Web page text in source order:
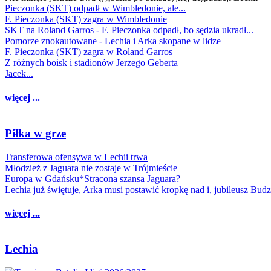
Pieczonka (SKT) odpadł w Wimbledonie, ale...
F. Pieczonka (SKT) zagra w Wimbledonie
SKT na Roland Garros - F. Pieczonka odpadł, bo sędzia ukradł...
Pomorze znokautowane - Lechia i Arka skopane w lidze
F. Pieczonka (SKT) zagra w Roland Garros
Z różnych boisk i stadionów Jerzego Geberta
Jacek...
więcej ...
Piłka w grze
Transferowa ofensywa w Lechii trwa
Młodzież z Jaguara nie zostaje w Trójmieście
Europa w Gdańsku*Stracona szansa Jaguara?
Lechia już świętuje, Arka musi postawić kropkę nad i, jubileusz
więcej ...
Lechia